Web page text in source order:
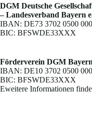
DGM Deutsche
– Landesverband Bayern
IBAN: DE73 3702 0500
BIC: BFSWDE33XXX
Förderverein DGM
IBAN: DE10 3702 0500
BIC: BFSWDE33XXX
Eweitere Informationen